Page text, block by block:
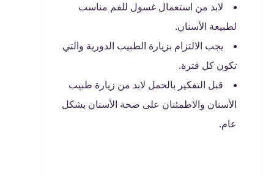
لابد من استعمال غسول للفم مناسب
لطبيعة الأسنان.
يجب الالتزام بزيارة الطبيب الدورية والتي
تكون كل فترة.
قبل التفكير بالحمل لابد من زيارة طبيب
الأسنان والاطمئنان على صحة الأسنان بشكل
عام.